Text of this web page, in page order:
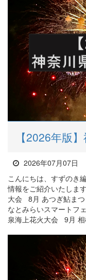
【2026年版
2026年07月07日
こんにちは、すずのき
情報をご紹介いたしま
大会 8月 あつぎ鮎まつ
なとみらいスマートフ
泉海上花火大会 9月